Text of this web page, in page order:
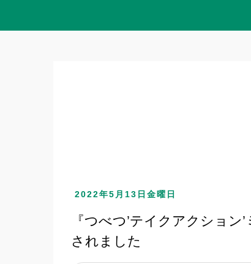
2022年5月13日金曜日
『つべつ’テイクアクショ
されました